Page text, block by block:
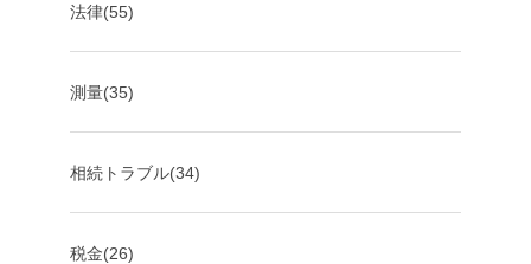
法律(55)
測量(35)
相続トラブル(34)
税金(26)